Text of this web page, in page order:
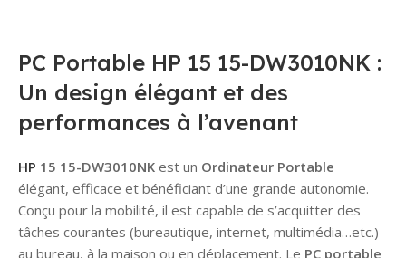
PC Portable HP 15 15-DW3010NK :
Un design élégant et des
performances à l’avenant
HP 15 15-DW3010NK est un Ordinateur Portable
élégant, efficace et bénéficiant d’une grande autonomie.
Conçu pour la mobilité, il est capable de s’acquitter des
tâches courantes (bureautique, internet, multimédia…etc.)
au bureau, à la maison ou en déplacement. Le PC portable